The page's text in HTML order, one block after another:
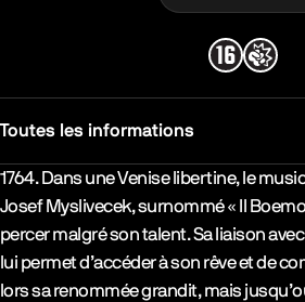
Toutes les informations
Synopsys & Casting
1764. Dans une Venise libertine, le
Josef Myslivecek, surnommé « Il
percer malgré son talent. Sa liaison
lui permet d’accéder à son rêve et de
lors sa renommée grandit, mais